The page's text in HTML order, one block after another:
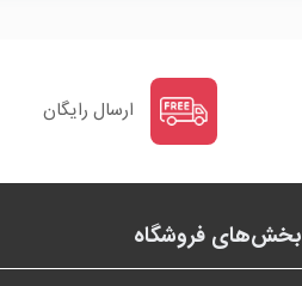
ارسال رایگان
بخش‌های فروشگاه